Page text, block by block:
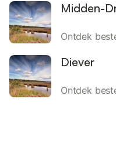
Midden-
Ontdek
Diever
Ontdek